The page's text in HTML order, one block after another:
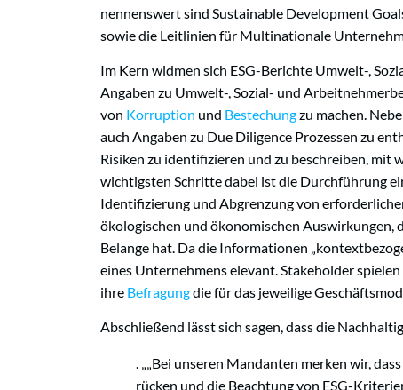
nennenswert sind Sustainable Development
sowie die Leitlinien für Multinationale
Im Kern widmen sich ESG-Berichte Umwelt-,
Angaben zu Umwelt-, Sozial- und
von Korruption und Bestechungzu machen.
auch Angaben zu Due Diligence Prozessen zu
Risiken zu identifizieren und zu beschreiben, mit
wichtigsten Schritte dabei ist die Durchführung
Identifizierung und Abgrenzung von
ökologischen und ökonomischen Auswirkungen,
Belange hat. Da die Informationen
eines Unternehmens elevant. Stakeholder
ihre Befragungdie für das jeweilige
Abschließend lässt sich sagen, dass die
. „Bei unseren Mandanten merken wir,
rücken und die Beachtung von ESG-